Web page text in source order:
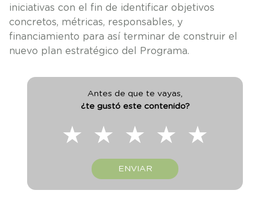
iniciativas con el fin de identificar objetivos
concretos, métricas, responsables, y
financiamiento para así terminar de construir el
nuevo plan estratégico del Programa.
Antes de que te vayas,
¿te gustó este contenido?
★
★
★
★
★
ENVIAR